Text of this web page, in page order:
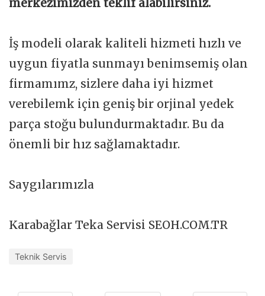
merkezimizden teklif alabilirsiniz.
İş modeli olarak kaliteli hizmeti hızlı ve
uygun fiyatla sunmayı benimsemiş olan
firmamımz, sizlere daha iyi hizmet
verebilemk için geniş bir orjinal yedek
parça stoğu bulundurmaktadır. Bu da
önemli bir hız sağlamaktadır.
Saygılarımızla
Karabağlar Teka Servisi SEOH.COM.TR
Teknik Servis